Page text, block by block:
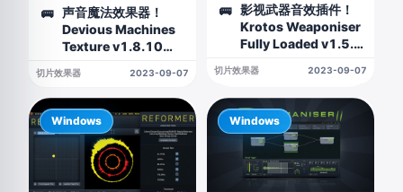
🚌
声音魔法效果器！
Devious Machines
Texture v1.8.10
切片效果器 2023-09-07
🚌
影视武器音效插件！
Krotos Weaponiser
Fully Loaded v1.5.0
库）
切片效果器 2023-09-07
Windows Windows